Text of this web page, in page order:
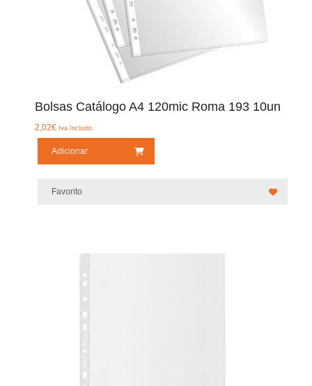
Bolsas Catálogo A4 120mic Roma 193 10un
2,02€ Iva Incluido
Adicionar
Favorito